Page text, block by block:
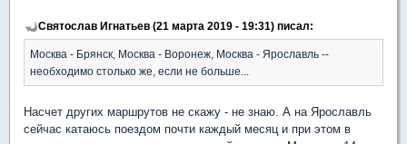
Святослав Игнатьев (21 марта 2019 - 19:31) писал:
Москва - Брянск, Москва - Воронеж, Москва - Ярославль --
необходимо столько же, если не больше...
Насчет других маршрутов не скажу - не знаю. А на Ярославль
сейчас катаюсь поездом почти каждый месяц и при этом в